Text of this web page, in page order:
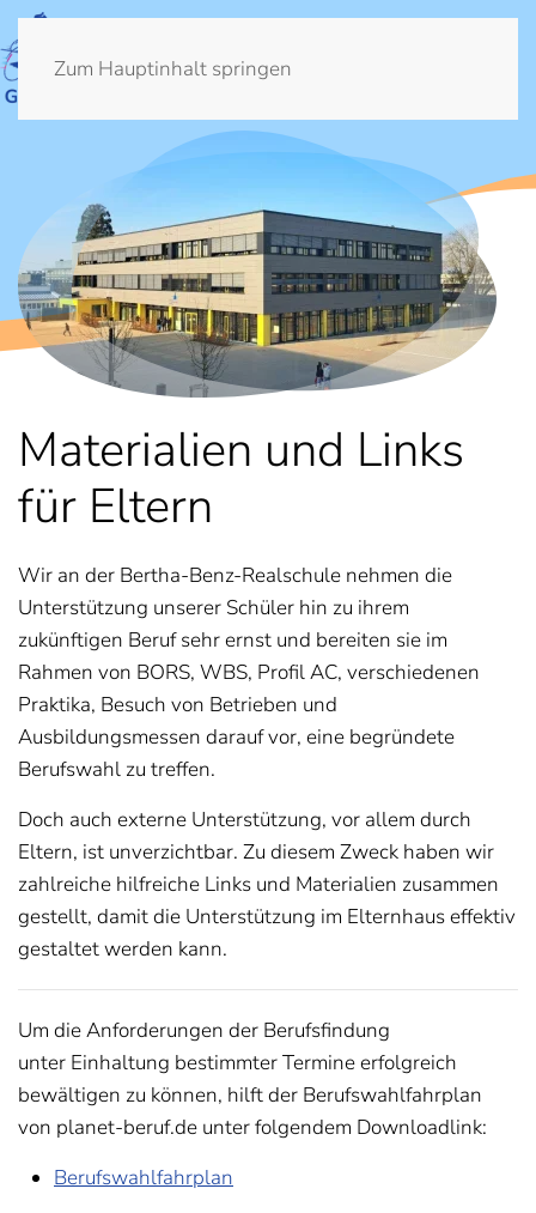
Zum Hauptinhalt springen
Materialien und Links
für Eltern
Wir an der Bertha-Benz-Realschule nehmen die
Unterstützung unserer Schüler hin zu ihrem
zukünftigen Beruf sehr ernst und bereiten sie im
Rahmen von BORS, WBS, Profil AC, verschiedenen
Praktika, Besuch von Betrieben und
Ausbildungsmessen darauf vor, eine begründete
Berufswahl zu treffen.
Doch auch externe Unterstützung, vor allem durch
Eltern, ist unverzichtbar. Zu diesem Zweck haben wir
zahlreiche hilfreiche Links und Materialien zusammen
gestellt, damit die Unterstützung im Elternhaus effektiv
gestaltet werden kann.
Um die Anforderungen der Berufsfindung
unter Einhaltung bestimmter Termine erfolgreich
bewältigen zu können, hilft der Berufswahlfahrplan
von planet-beruf.de unter folgendem Downloadlink:
Berufswahlfahrplan